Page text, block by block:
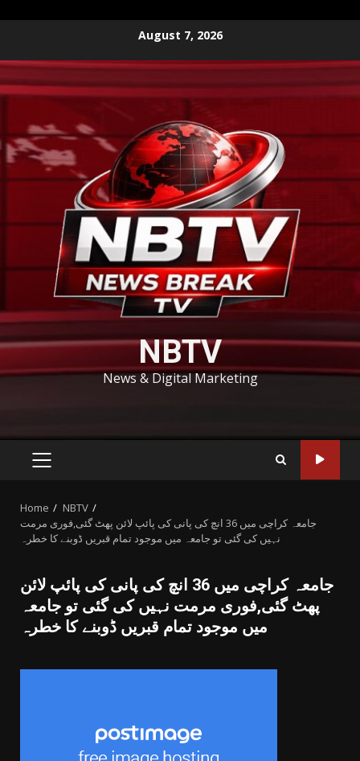
content
August 7, 2026
NBTV
News & Digital Marketing
PRIMARY
Home
NBTV
جامعہ کراچی میں 36 انچ کی پانی کی پائپ لائن پھٹ گئی,فوری مرمت
نہیں کی گئی تو جامعہ میں موجود تمام قبریں ڈوبنے کا خطرہ
جامعہ کراچی میں 36 انچ کی پانی کی پائپ لائن
پھٹ گئی,فوری مرمت نہیں کی گئی تو جامعہ
میں موجود تمام قبریں ڈوبنے کا خطرہ